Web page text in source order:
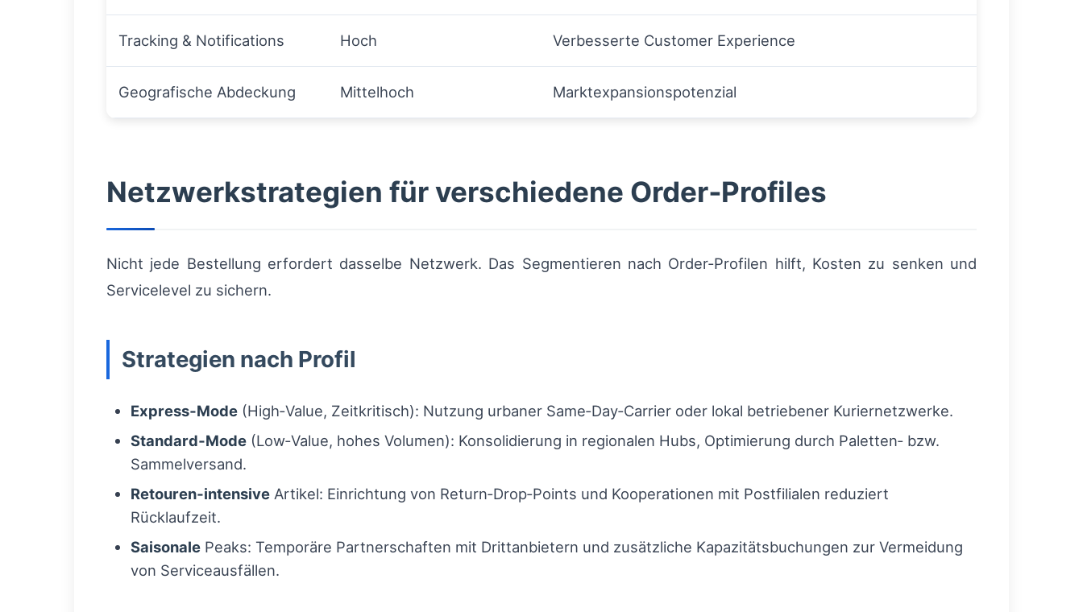
Tracking & Notifications Hoch Verbesserte Customer Experience
Geografische Abdeckung Mittelhoch Marktexpansionspotenzial
Netzwerkstrategien für verschiedene Order‑Profiles
Nicht jede Bestellung erfordert dasselbe Netzwerk. Das Segmentieren nach Order‑Profilen hilft, Kosten zu senken und
Servicelevel zu sichern.
Strategien nach Profil
Express‑Mode (High‑Value, Zeitkritisch): Nutzung urbaner Same‑Day‑Carrier oder lokal betriebener Kuriernetzwerke.
Standard‑Mode (Low‑Value, hohes Volumen): Konsolidierung in regionalen Hubs, Optimierung durch Paletten‑ bzw.
Sammelversand.
Retouren‑intensive Artikel: Einrichtung von Return‑Drop‑Points und Kooperationen mit Postfilialen reduziert
Rücklaufzeit.
Saisonale Peaks: Temporäre Partnerschaften mit Drittanbietern und zusätzliche Kapazitätsbuchungen zur Vermeidung
von Serviceausfällen.